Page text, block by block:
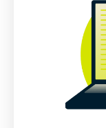
Darmowe VPN
Funkcje VPN
Twoją